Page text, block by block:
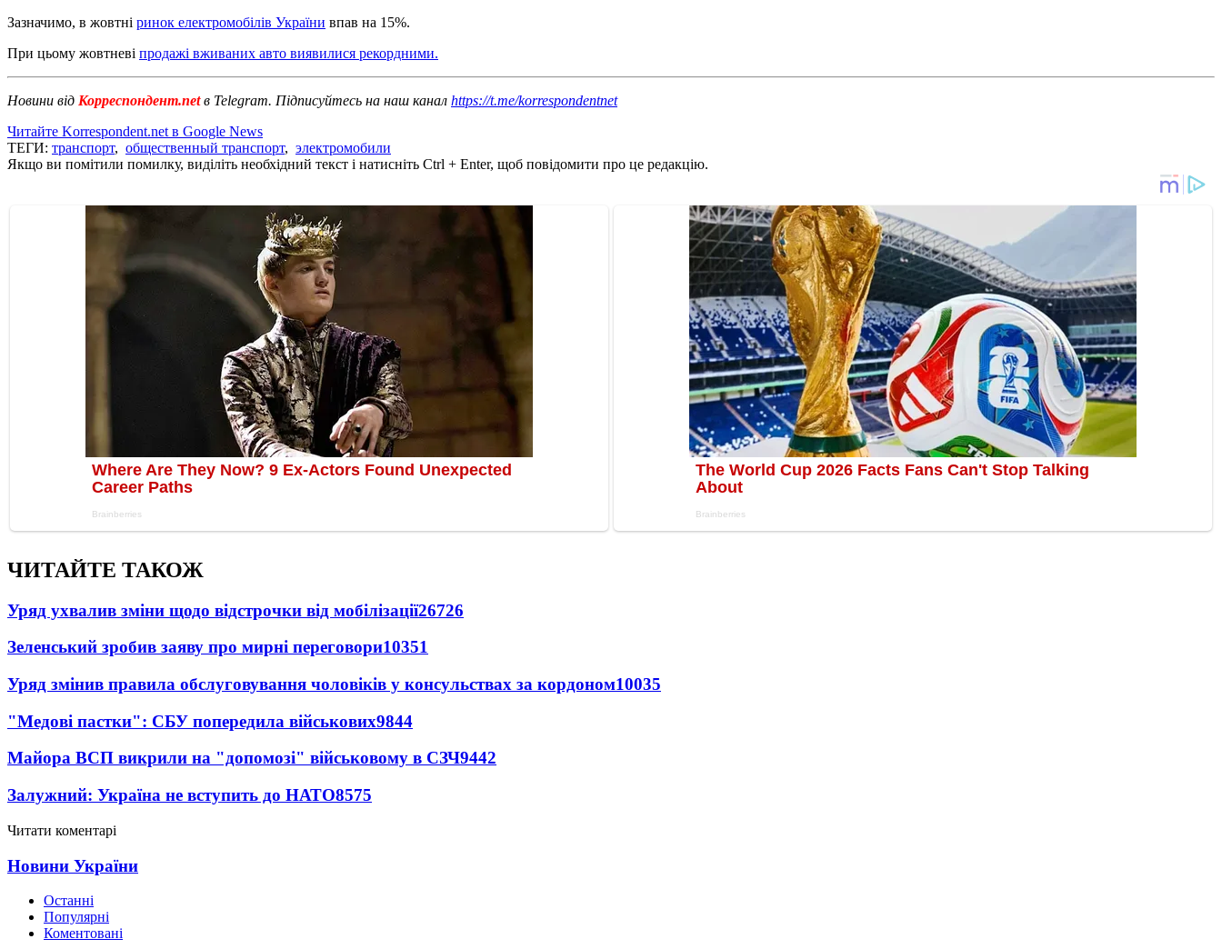
Зазначимо, в жовтні ринок електромобілів України впав на 15%.
При цьому жовтневі продажі вживаних авто виявилися рекордними.
Новини від Корреспондент.netв Telegram. Підписуйтесь на наш канал https://t.me/korrespondentnet
Читайте Korrespondent.net в Google News
ТЕГИ: транспорт, общественный транспорт, электромобили
Якщо ви помітили помилку, виділіть необхідний текст і натисніть Ctrl + Enter, щоб повідомити про це редакцію.
ЧИТАЙТЕ ТАКОЖ
Уряд ухвалив зміни щодо відстрочки від мобілізації26726
Зеленський зробив заяву про мирні переговори10351
Уряд змінив правила обслуговування чоловіків у консульствах за кордоном10035
"Медові пастки": СБУ попередила військових9844
Майора ВСП викрили на "допомозі" військовому в СЗЧ9442
Залужний: Україна не вступить до НАТО8575
Читати коментарі
Новини України
Останні
Популярні
Коментовані